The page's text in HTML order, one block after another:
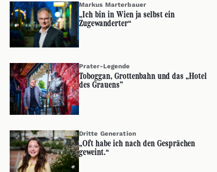
Markus Marterbauer
„Ich bin in Wien ja selbst ein
Zugewanderter“
Prater-Legende
Toboggan, Grottenbahn und das „Hotel
des Grauens”
Dritte Generation
„Oft habe ich nach den Gesprächen
geweint.“